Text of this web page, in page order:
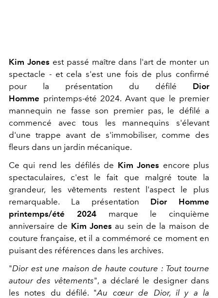
Kim Jones est passé maître dans l'art de monter un
spectacle - et cela s'est une fois de plus confirmé
pour la présentation du défilé
Dior
Homme printemps-été 2024. Avant que le premier
mannequin ne fasse son premier pas, le défilé a
commencé avec tous les mannequins s'élevant
d'une trappe avant de s'immobiliser, comme des
fleurs dans un jardin mécanique.
Ce qui rend les défilés de Kim Jones encore plus
spectaculaires, c'est le fait que malgré toute la
grandeur, les vêtements restent l'aspect le plus
remarquable. La présentation
Dior Homme
printemps/été 2024
marque le cinquième
anniversaire de Kim Jones au sein de la maison de
couture française, et il a commémoré ce moment en
puisant des références dans les archives.
"Dior est une maison de haute couture : Tout tourne
autour des vêtements", a déclaré le designer dans
les notes du défilé. "Au cœur de Dior, il y a la